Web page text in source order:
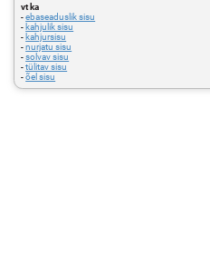
vt ka
-ebaseaduslik sisu
- kahjulik sisu
- kahjursisu
-nurjatu sisu
-solvav sisu
-tülitav sisu
-õel sisu